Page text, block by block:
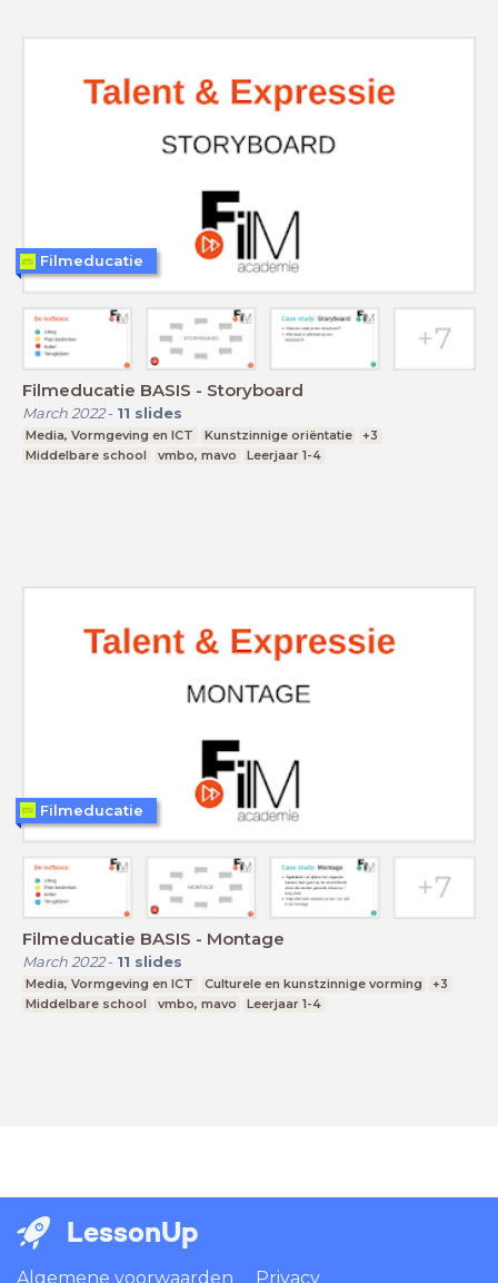
Filmeducatie BASIS - Storyboard
March 2022- 11 slides
Media, Vormgeving en ICT Kunstzinnige oriëntatie
+3
Middelbare school
vmbo, mavo Leerjaar 1-4
Filmeducatie
Filmeducatie BASIS - Montage
March 2022- 11 slides
Media, Vormgeving en ICT Culturele en kunstzinnige vorming
+3
Middelbare school
vmbo, mavo Leerjaar 1-4
Filmeducatie
LessonUp
Algemene voorwaarden Privacy